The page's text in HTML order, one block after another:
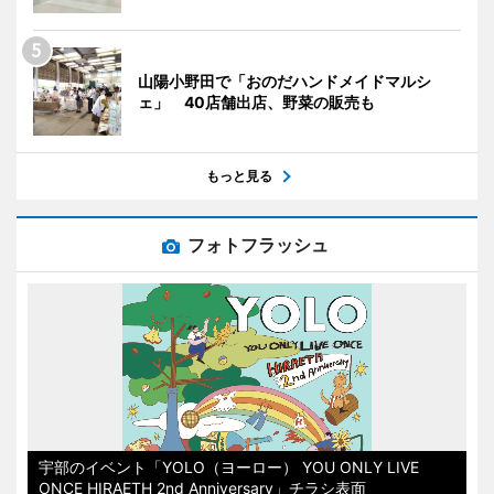
山陽小野田で「おのだハンドメイドマルシ
ェ」 40店舗出店、野菜の販売も
もっと見る
フォトフラッシュ
宇部のイベント「YOLO（ヨーロー） YOU ONLY LIVE
ONCE HIRAETH 2nd Anniversary」チラシ表面